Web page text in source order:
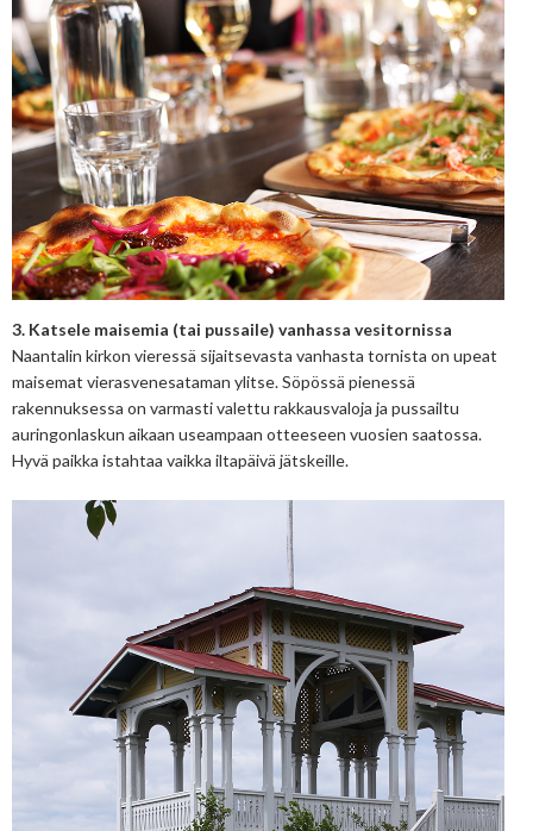
3. Katsele maisemia (tai pussaile) vanhassa vesitornissa
Naantalin kirkon vieressä sijaitsevasta vanhasta tornista on upeat
maisemat vierasvenesataman ylitse. Söpössä pienessä
rakennuksessa on varmasti valettu rakkausvaloja ja pussailtu
auringonlaskun aikaan useampaan otteeseen vuosien saatossa.
Hyvä paikka istahtaa vaikka iltapäivä jätskeille.